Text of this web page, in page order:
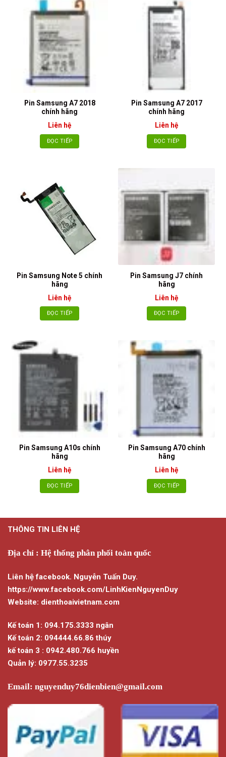
Pin Samsung A7 2018
chính hãng
Liên hệ
ĐỌC TIẾP
Pin Samsung A7 2017
chính hãng
Liên hệ
ĐỌC TIẾP
Pin Samsung Note 5 chính
hãng
Liên hệ
ĐỌC TIẾP
Pin Samsung J7 chính
hãng
Liên hệ
ĐỌC TIẾP
Pin Samsung A10s chính
hãng
Liên hệ
ĐỌC TIẾP
Pin Samsung A70 chính
hãng
Liên hệ
ĐỌC TIẾP
THÔNG TIN LIÊN HỆ
Địa chỉ : Hệ thống phân phối toàn quốc
Liên hệ facebook. Nguyễn Tuấn Duy.
https://www.facebook.com/LinhKienNguyenDuy
Website: dienthoaivietnam.com
Kế toán 1: 094.175.3333 ngân
Kế toán 2: 094444.66.86 thúy
kế toán 3 : 0942.480.766 huyền
Quản lý: 0977.55.3235
Email: nguyenduy76dienbien@gmail.com